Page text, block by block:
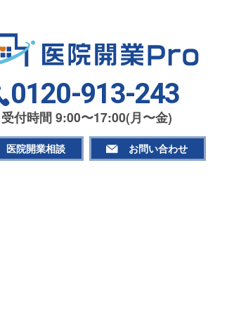
0120-913-243
受付時間 9:00〜17:00(月〜金)
医院開業相談 お問い合わせ